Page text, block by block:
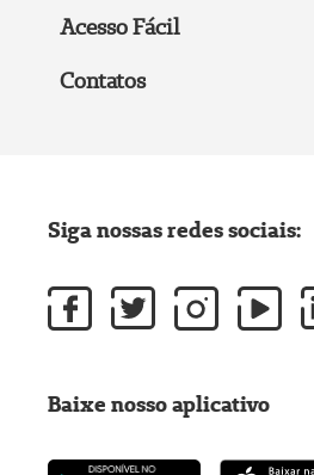
Acesso Fácil
Contatos
Siga nossas redes sociais:
Baixe nosso aplicativo